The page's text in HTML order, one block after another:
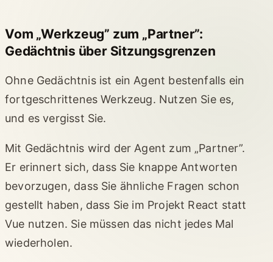
Vom „Werkzeug” zum „Partner”:
Gedächtnis über Sitzungsgrenzen
Ohne Gedächtnis ist ein Agent bestenfalls ein
fortgeschrittenes Werkzeug. Nutzen Sie es,
und es vergisst Sie.
Mit Gedächtnis wird der Agent zum „Partner”.
Er erinnert sich, dass Sie knappe Antworten
bevorzugen, dass Sie ähnliche Fragen schon
gestellt haben, dass Sie im Projekt React statt
Vue nutzen. Sie müssen das nicht jedes Mal
wiederholen.